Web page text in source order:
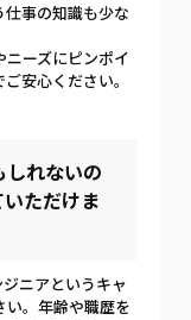
事の知識も少な
ニーズにピンポイ
安心ください。
しれないの
ただけま
ニアというキャ
い。年齢や職歴を